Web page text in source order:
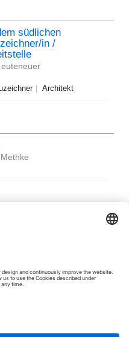
südlichen
in /
euteneuer
Architekt
Methke